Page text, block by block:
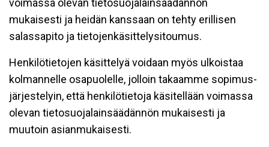
voimassa olevan tietosuojalainsäädännön
mukaisesti ja heidän kanssaan on tehty erillisen
salassapito ja tietojenkäsittelysitoumus.
Henkilötietojen käsittelyä voidaan myös ulkoistaa
kolmannelle osapuolelle, jolloin takaamme sopimus-
järjestelyin, että henkilötietoja käsitellään voimassa
olevan tietosuojalainsäädännön mukaisesti ja
muutoin asianmukaisesti.